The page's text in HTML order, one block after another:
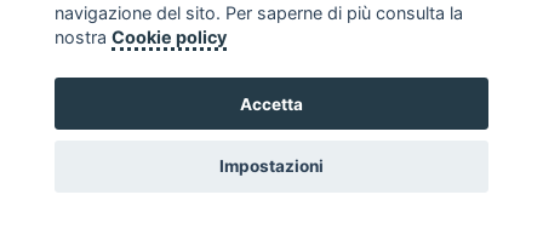
navigazione del sito. Per saperne di più consulta la
nostra Cookie policy
Accetta
Impostazioni